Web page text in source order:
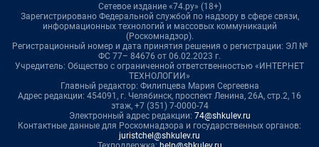
Сетевое издание «74.ру» (18+)
Зарегистрировано Федеральной службой по надзору в сфере связи,
информационных технологий и массовых коммуникаций
(Роскомнадзор).
Регистрационный номер и дата принятия решения о регистрации: ЭЛ №
ФС 77– 84676 от 06.02.2023 г.
Учредитель: Общество с ограниченной ответственностью «ИНТЕРНЕТ
ТЕХНОЛОГИИ»
Главный редактор: Филипцева Мария Сергеевна
Адрес редакции: 454091, г. Челябинск, проспект Ленина, 26А, стр.2, 16
этаж, +7 (351) 7-0000-74
Электронный адрес редакции: 74@shkulev.ru
Контактные данные для Роскомнадзора и государственных органов:
juristchel@shkulev.ru